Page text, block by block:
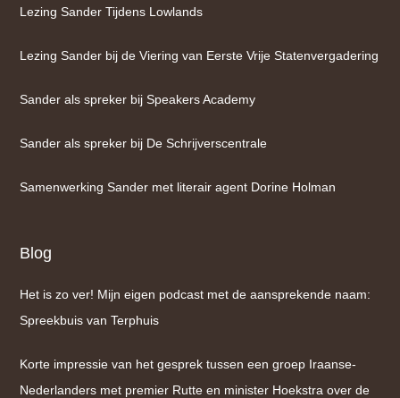
Lezing Sander Tijdens Lowlands
Lezing Sander bij de Viering van Eerste Vrije Statenvergadering
Sander als spreker bij Speakers Academy
Sander als spreker bij De Schrijverscentrale
Samenwerking Sander met literair agent Dorine Holman
Blog
Het is zo ver! Mijn eigen podcast met de aansprekende naam:
Spreekbuis van Terphuis
Korte impressie van het gesprek tussen een groep Iraanse-
Nederlanders met premier Rutte en minister Hoekstra over de